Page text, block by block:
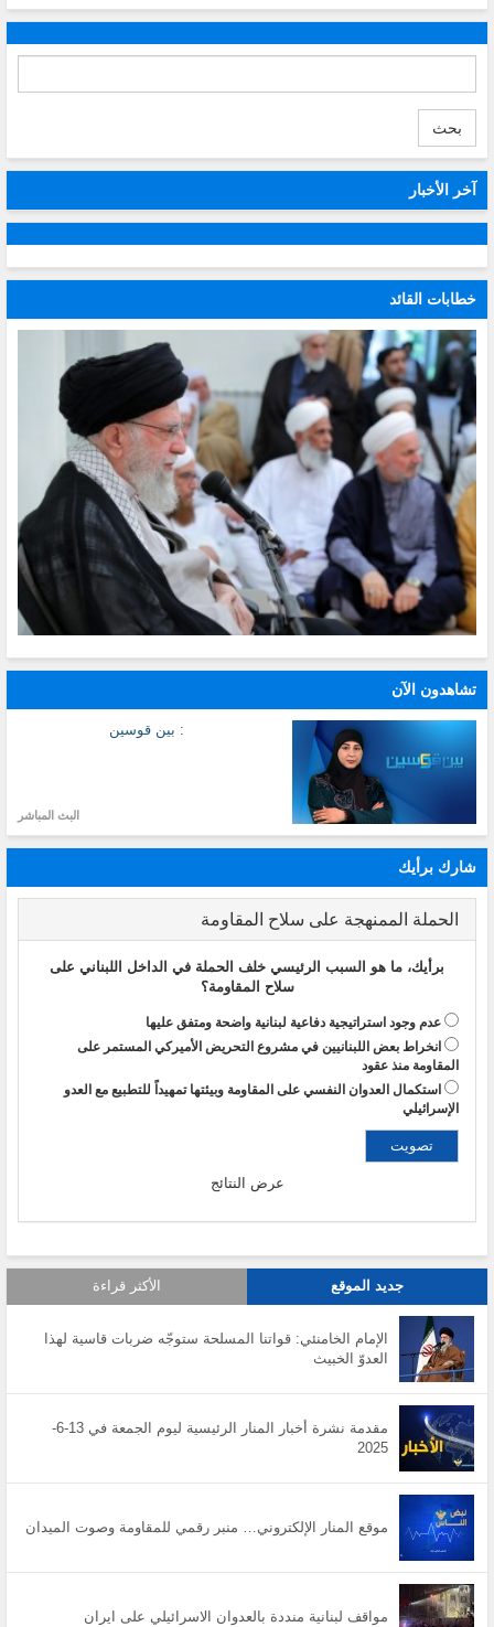
بحث
آخر الأخبار
خطابات القائد
تشاهدون الآن
: بين قوسين
البث المباشر
شارك برأيك
الحملة الممنهجة على سلاح المقاومة
برأيك، ما هو السبب الرئيسي خلف الحملة في الداخل اللبناني على
سلاح المقاومة؟
عدم وجود استراتيجية دفاعية لبنانية واضحة ومتفق عليها
انخراط بعض اللبنانيين في مشروع التحريض الأميركي المستمر على
المقاومة منذ عقود
استكمال العدوان النفسي على المقاومة وبيئتها تمهيداً للتطبيع مع العدو
الإسرائيلي
عرض النتائج
جديد الموقع الأكثر قراءة
الإمام الخامنئي: قواتنا المسلحة ستوجّه ضربات قاسية لهذا
العدوّ الخبيث
مقدمة نشرة أخبار المنار الرئيسية ليوم الجمعة في 13-6-
2025
موقع المنار الإلكتروني… منبر رقمي للمقاومة وصوت الميدان
مواقف لبنانية منددة بالعدوان الاسرائيلي على ايران